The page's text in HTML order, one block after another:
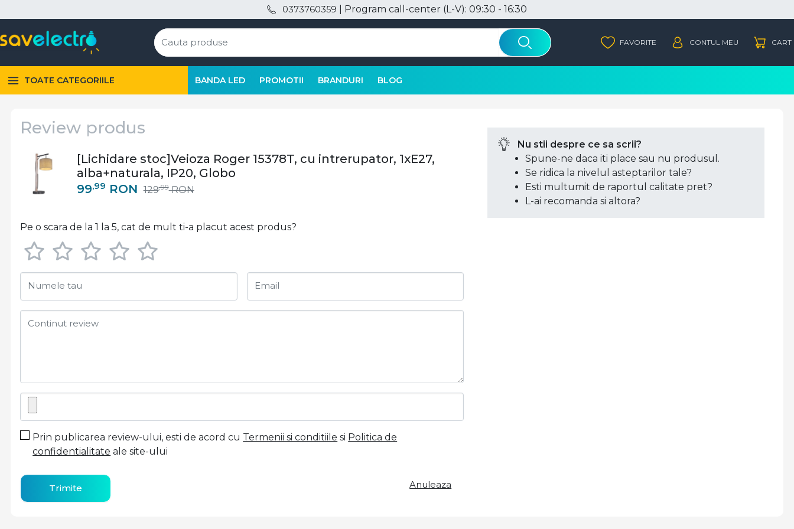
0373760359 | Program call-center (L-V): 09:30 - 16:30
TOATE CATEGORIILE BANDA LED PROMOTII BRANDURI BLOG
Review produs
[Lichidare stoc]Veioza Roger 15378T, cu intrerupator, 1xE27,
alba+naturala, IP20, Globo
99,99 RON 129,99 RON
Pe o scara de la 1 la 5, cat de mult ti-a placut acest produs?
Numele tau Email
Continut review
Prin publicarea review-ului, esti de acord cu Termenii si conditiile si Politica de
confidentialitate ale site-ului
Trimite Anuleaza
Nu stii despre ce sa scrii?
Spune-ne daca iti place sau nu produsul.
Se ridica la nivelul asteptarilor tale?
Esti multumit de raportul calitate pret?
L-ai recomanda si altora?